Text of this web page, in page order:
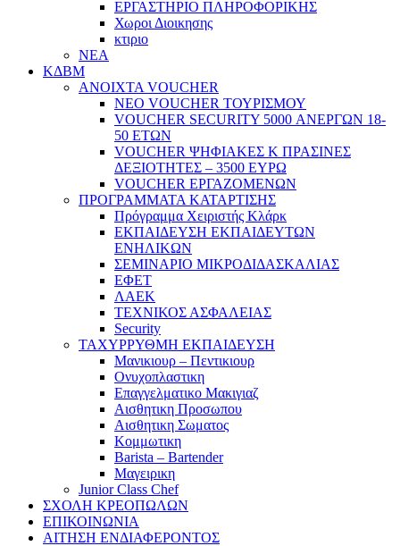
ΕΡΓΑΣΤΗΡΙΟ ΠΛΗΡΟΦΟΡΙΚΗΣ
Χωροι Διοικησης
κτιριο
ΝΕΑ
ΚΔΒΜ
ΑΝΟΙΧΤΑ VOUCHER
ΝΕΟ VOUCHER ΤΟΥΡΙΣΜΟΥ
VOUCHER SECURITY 5000 ΑΝΕΡΓΩΝ 18-
50 ΕΤΩΝ
VOUCHER ΨΗΦΙΑΚΕΣ Κ ΠΡΑΣΙΝΕΣ
ΔΕΞΙΟΤΗΤΕΣ – 3500 ΕΥΡΩ
VOUCHER ΕΡΓΑΖΟΜΕΝΩΝ
ΠΡΟΓΡΑΜΜΑΤΑ ΚΑΤΑΡΤΙΣΗΣ
Πρόγραμμα Χειριστής Κλάρκ
ΕΚΠΑΙΔΕΥΣΗ ΕΚΠΑΙΔΕΥΤΩΝ
ΕΝΗΛΙΚΩΝ
ΣΕΜΙΝΑΡΙΟ ΜΙΚΡΟΔΙΔΑΣΚΑΛΙΑΣ
ΕΦΕΤ
ΛΑΕΚ
ΤΕΧΝΙΚΟΣ ΑΣΦΑΛΕΙΑΣ
Security
ΤΑΧΥΡΡΥΘΜΗ ΕΚΠΑΙΔΕΥΣΗ
Μανικιουρ – Πεντικιουρ
Ονυχοπλαστικη
Επαγγελματικο Μακιγιαζ
Αισθητικη Προσωπου
Αισθητικη Σωματος
Κομμωτικη
Barista – Bartender
Μαγειρικη
Junior Class Chef
ΣΧΟΛΗ ΚΡΕΟΠΩΛΩΝ
ΕΠΙΚΟΙΝΩΝΙΑ
ΑΙΤΗΣΗ ΕΝΔΙΑΦΕΡΟΝΤΟΣ